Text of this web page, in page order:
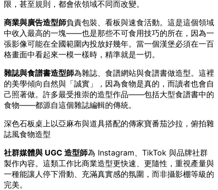
限，甚至規則，都會依領域不同而改變。
商業與廣告造型師負責包裝、看板與速食活動。這是這個領域
中收入最高的一塊——也是那些不可食用技巧的所在，因為一
張影像可能在全國範圍內投放好幾年。當一個漢堡必須在一百
格畫面中看起來一模一樣時，精準就是一切。
雜誌與食譜書造型師為雜誌、食譜網站與食譜書做造型。這裡
的美學傾向自然與「誠實」，因為食物是真的，而讀者也會自
己照著做。許多最受推崇的造型作品——包括大型食譜書中的
食物——都源自這個雜誌編輯的傳統。
深色石板桌上以亞麻布與道具搭配的傳家寶番茄沙拉，俯拍雜
誌風食物造型
社群媒體與 UGC 造型師為 Instagram、TikTok 與品牌社群
製作內容。這類工作比商業造型更快速、更隨性，重視產量與
一種能讓人停下滑動、充滿真實感的氛圍，而非攝影棚等級的
完美。